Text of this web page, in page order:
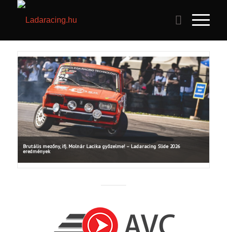
Brutális mezőny, ifj. Molnár Lacika győzelme! – Ladaracing Slide 2026
eredmények
versenyző állt rajthoz. A résztvevők két […]